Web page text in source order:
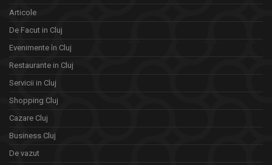
Articole
De Facut in Cluj
Evenimente în Cluj
Restaurante in Cluj
Servicii in Cluj
Shopping Cluj
Cazare Cluj
Business Cluj
De vazut